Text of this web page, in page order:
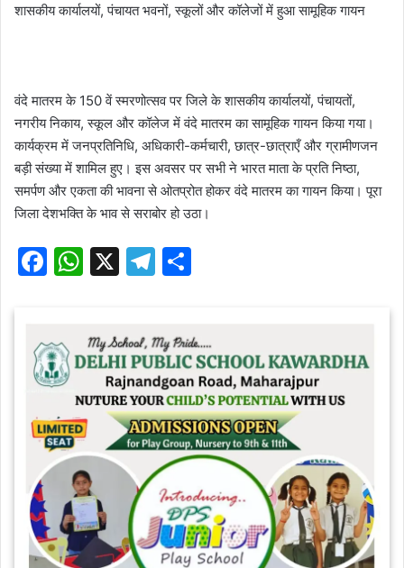
शासकीय कार्यालयों, पंचायत भवनों, स्कूलों और कॉलेजों में हुआ सामूहिक गायन
वंदे मातरम के 150 वें स्मरणोत्सव पर जिले के शासकीय कार्यालयों, पंचायतों,
नगरीय निकाय, स्कूल और कॉलेज में वंदे मातरम का सामूहिक गायन किया गया।
कार्यक्रम में जनप्रतिनिधि, अधिकारी-कर्मचारी, छात्र-छात्राएँ और ग्रामीणजन
बड़ी संख्या में शामिल हुए। इस अवसर पर सभी ने भारत माता के प्रति निष्ठा,
समर्पण और एकता की भावना से ओतप्रोत होकर वंदे मातरम का गायन किया। पूरा
जिला देशभक्ति के भाव से सराबोर हो उठा।
F
e
b
o
k
W
s
A
p
p
X
T
gr
a
m
e